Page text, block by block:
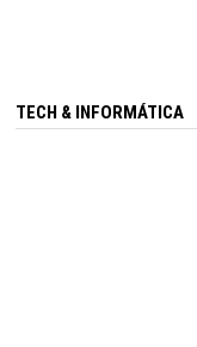
TECH & INFORMÁTICA